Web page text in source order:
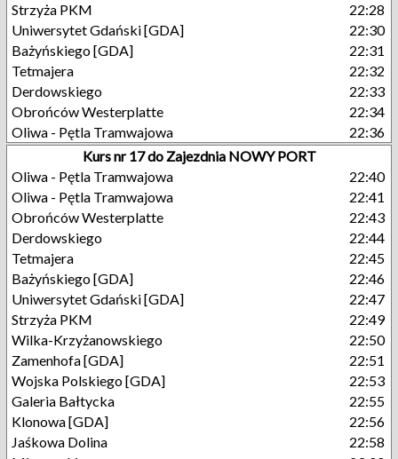
Strzyża PKM
22:28
Uniwersytet Gdański [GDA]
22:30
Bażyńskiego [GDA]
22:31
Tetmajera
22:32
Derdowskiego
22:33
Obrońców Westerplatte
22:34
Oliwa - Pętla Tramwajowa
22:36
Kurs nr 17 do Zajezdnia NOWY PORT
Oliwa - Pętla Tramwajowa
22:40
Oliwa - Pętla Tramwajowa
22:41
Obrońców Westerplatte
22:43
Derdowskiego
22:44
Tetmajera
22:45
Bażyńskiego [GDA]
22:46
Uniwersytet Gdański [GDA]
22:47
Strzyża PKM
22:49
Wilka-Krzyżanowskiego
22:50
Zamenhofa [GDA]
22:51
Wojska Polskiego [GDA]
22:53
Galeria Bałtycka
22:55
Klonowa [GDA]
22:56
Jaśkowa Dolina
22:58